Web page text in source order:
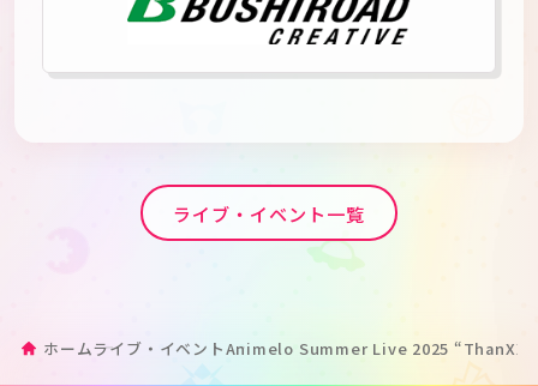
ライブ・イベント一覧
ホームライブ・イベントAnimelo Summer Live 2025